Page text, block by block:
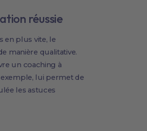
réussie
en plus vite, le
manière qualitative.
un coaching à
exemple, lui permet de
les astuces